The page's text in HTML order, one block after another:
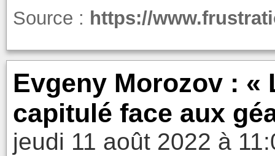
Source : https://
Evgeny Morozov : «
capitulé face aux
jeudi 11 août 2022 à